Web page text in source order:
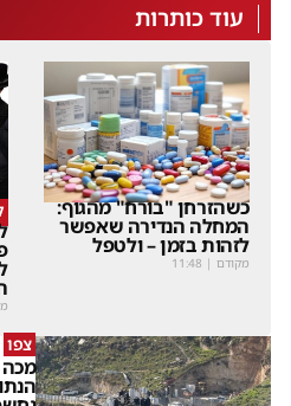
עוד כותרות
כשהזרחן "בורח" מהגוף:
המחלה הנדירה שאפשר
לזהות בזמן – ולטפל
מקודם |
11:48
צפו
מכה